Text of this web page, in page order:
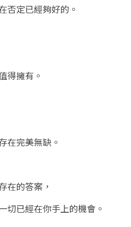
否定已經夠好的。
得擁有。
在完美無缺。
在的答案，
切已經在你手上的機會。